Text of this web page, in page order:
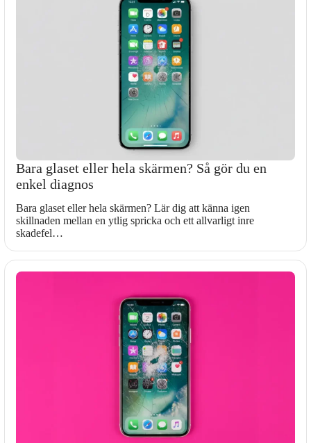
Bara glaset eller hela skärmen? Så gör du en
enkel diagnos
Bara glaset eller hela skärmen? Lär dig att känna igen
skillnaden mellan en ytlig spricka och ett allvarligt inre
skadefel…